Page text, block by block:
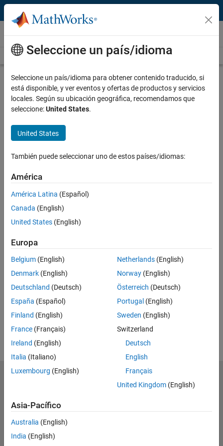
Saltar al contenido
Vídeos
Videos Home Search
Play
Description
Software Development with
Introduction to Model-Based
Design for High Integrity Software
Development
Recorded: 31 Mar 2013
Related Resources
Feedback
UP NEXT
RELATED VIDEOS
Seleccione un país/idioma
Seleccione un país/idioma para obtener contenido traducido, si
está disponible, y ver eventos y ofertas de productos y servicios
locales. Según su ubicación geográfica, recomendamos que
seleccione:United States.
United States
También puede seleccionar uno de estos países/idiomas:
América
América Latina (Español)
Canada (English)
United States (English)
Europa
Belgium (English)
Denmark (English)
Deutschland (Deutsch)
España (Español)
Finland (English)
France (Français)
Ireland (English)
Italia (Italiano)
Luxembourg (English)
Netherlands(English)
Norway(English)
Österreich (Deutsch)
Portugal (English)
Sweden (English)
Switzerland
Deutsch
English
Français
United Kingdom(English)
Asia-Pacífico
Australia (English)
India (English)
Accelerating the pace of engineering and science
Explorar productos